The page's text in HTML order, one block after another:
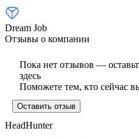
Dream Job
Отзывы о компании
Пока нет отзывов —
здесь
Поможете тем, кто сейчас
Оставить отзыв
HeadHunter